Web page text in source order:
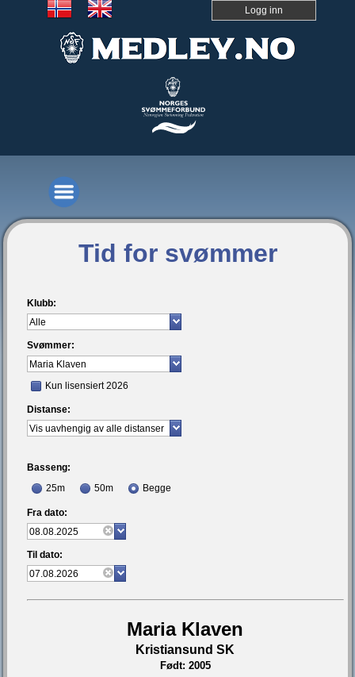
Logg inn
Tid for svømmer
Klubb:
Svømmer:
Kun lisensiert 2026
Distanse:
Basseng:
25m
50m Begge
Fra dato:
Til dato:
Maria Klaven
Kristiansund SK
Født: 2005